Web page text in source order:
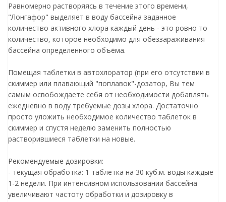
Равномерно растворяясь в течение этого времени,
"Лонгафор" выделяет в воду бассейна заданное
количество активного хлора каждый день - это ровно то
количество, которое необходимо для обеззараживания
бассейна определенного объёма.
Помещая таблетки в автохлоратор (при его отсутствии в
скиммер или плавающий "поплавок"-дозатор, Вы тем
самым освобождаете себя от необходимости добавлять
ежедневно в воду требуемые дозы хлора. Достаточно
просто уложить необходимое количество таблеток в
скиммер и спустя неделю заменить полностью
растворившиеся таблетки на новые.
Рекомендуемые дозировки:
- текущая обработка: 1 таблетка на 30 куб.м. воды каждые
1-2 недели. При интенсивном использовании бассейна
увеличивают частоту обработки и дозировку в